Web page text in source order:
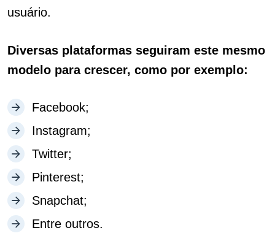
usuário.
Diversas plataformas seguiram este mesmo
modelo para crescer, como por exemplo:
Facebook;
Instagram;
Twitter;
Pinterest;
Snapchat;
Entre outros.